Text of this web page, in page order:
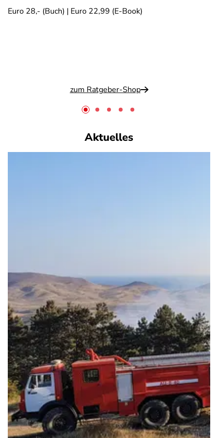
Euro 28,- (Buch) | Euro 22,99 (E-Book)
zum Ratgeber-Shop
Aktuelles